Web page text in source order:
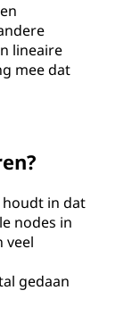
lineaire
mee dat
houdt in dat
nodes in
veel
gedaan